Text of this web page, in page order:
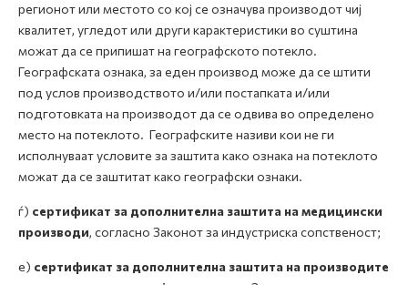
регионот или местото со кој се означува производот чиј
квалитет, угледот или други карактеристики во суштина
можат да се припишат на географското потекло.
Географската ознака, за еден производ може да се штити
под услов производството и/или постапката и/или
подготовката на производот да се одвива во определено
место на потеклото. Географските називи кои не ги
исполнуваат условите за заштита како ознака на потеклото
можат да се заштитат како географски ознаки.
ѓ) сертификат за дополнителна заштита на медицински
производи, согласно Законот за индустриска сопственост;
е) сертификат за дополнителна заштита на производите